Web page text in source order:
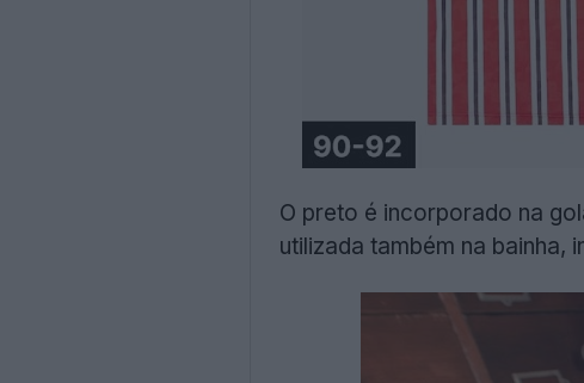
O preto é incorporado na
utilizada também na bainha,